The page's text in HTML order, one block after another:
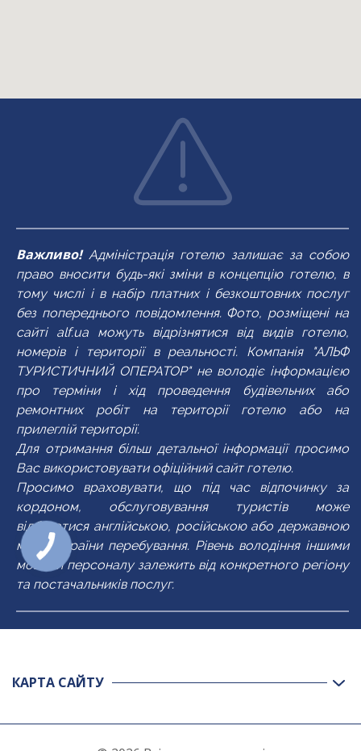
Важливо!Адміністрація готелю залишає за собою
право вносити будь-які зміни в концепцію готелю, в
тому числі і в набір платних і безкоштовних послуг
без попереднього повідомлення. Фото, розміщені на
сайті alf.ua можуть відрізнятися від видів готелю,
номерів і території в реальності. Компанія "АЛЬФ
ТУРИСТИЧНИЙ ОПЕРАТОР" не володіє інформацією
про терміни і хід проведення будівельних або
ремонтних робіт на території готелю або на
прилеглій території.
Для отримання більш детальної інформації просимо
Вас використовувати офіційний сайт готелю.
Просимо враховувати, що під час відпочинку за
кордоном, обслуговування туристів може
відбуватися англійською, російською або державною
мовою країни перебування. Рівень володіння іншими
мовами персоналу залежить від конкретного регіону
та постачальників послуг.
КАРТА САЙТУ